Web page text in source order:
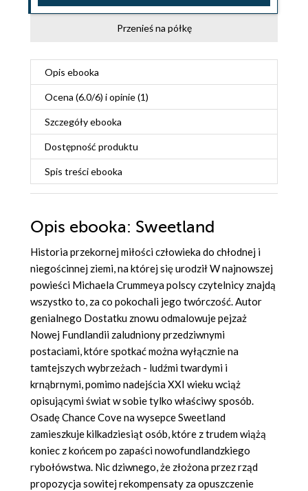
Przenieś na półkę
Opis ebooka
Ocena (6.0/6) i opinie (1)
Szczegółyebooka
Dostępność produktu
Spis treściebooka
Opis ebooka: Sweetland
Historia przekornej miłości człowieka do chłodnej i
niegościnnej ziemi, na której się urodził W najnowszej
powieści Michaela Crummeya polscy czytelnicy znajdą
wszystko to, za co pokochali jego twórczość. Autor
genialnego Dostatku znowu odmalowuje pejzaż
Nowej Fundlandii zaludniony przedziwnymi
postaciami, które spotkać można wyłącznie na
tamtejszych wybrzeżach - ludźmi twardymi i
krnąbrnymi, pomimo nadejścia XXI wieku wciąż
opisującymi świat w sobie tylko właściwy sposób.
Osadę Chance Cove na wysepce Sweetland
zamieszkuje kilkadziesiąt osób, które z trudem wiążą
koniec z końcem po zapaści nowofundlandzkiego
rybołówstwa. Nic dziwnego, że złożona przez rząd
propozycja sowitej rekompensaty za opuszczenie